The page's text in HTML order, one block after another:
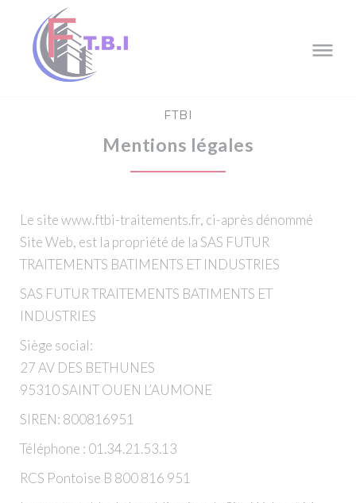
content
FTBI
Mentions légales
Le site www.ftbi-traitements.fr, ci-après dénommé
Site Web, est la propriété de la SAS FUTUR
TRAITEMENTS BATIMENTS ET INDUSTRIES
SAS FUTUR TRAITEMENTS BATIMENTS ET
INDUSTRIES
Siège social:
27 AV DES BETHUNES
95310 SAINT OUEN L’AUMONE
SIREN: 800816951
Téléphone : 01.34.21.53.13
RCS Pontoise B 800 816 951